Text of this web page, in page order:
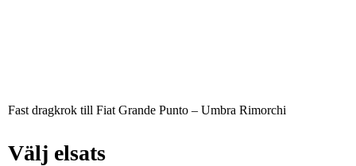
Fast dragkrok till Fiat Grande Punto – Umbra Rimorchi
Välj elsats